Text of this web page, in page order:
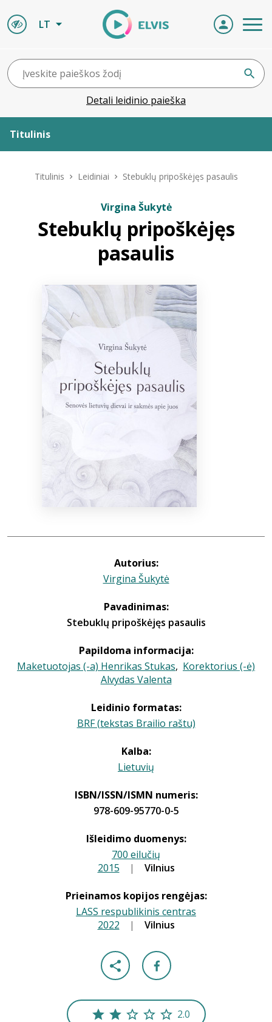
LT
Detali leidinio paieška
Titulinis
ELVIS atvyksta
Bibliotekoms
info@elvislab.lt
Titulinis Leidiniai Stebuklų pripoškėjęs pasaulis
Virgina Šukytė
Stebuklų pripoškėjęs
pasaulis
Autorius:
Virgina Šukytė
Pavadinimas:
Stebuklų pripoškėjęs pasaulis
Papildoma informacija:
Maketuotojas (-a) Henrikas Stukas, Korektorius (-ė)
Alvydas Valenta
Leidinio formatas:
BRF (tekstas Brailio raštu)
Kalba:
Lietuvių
ISBN/ISSN/ISMN numeris:
978-609-95770-0-5
Išleidimo duomenys:
700 eilučių
2015 | Vilnius
Prieinamos kopijos rengėjas:
LASS respublikinis centras
2022 | Vilnius
2.0